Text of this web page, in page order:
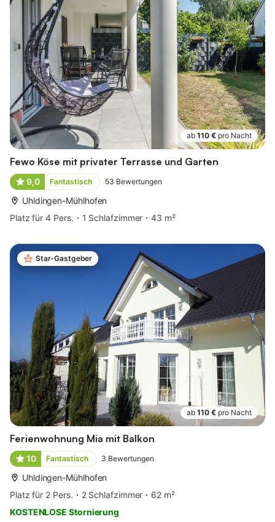
ab 110 € pro Nacht
Fewo Köse mit privater Terrasse und Garten
9,0 Fantastisch 53 Bewertungen
Uhldingen-Mühlhofen
Platz für 4 Pers.
1 Schlafzimmer 43 m²
Star-Gastgeber
ab 110 € pro Nacht
Ferienwohnung Mia mit Balkon
10 Fantastisch 3 Bewertungen
Uhldingen-Mühlhofen
Platz für 2 Pers.
2 Schlafzimmer
62 m²
KOSTENLOSE Stornierung